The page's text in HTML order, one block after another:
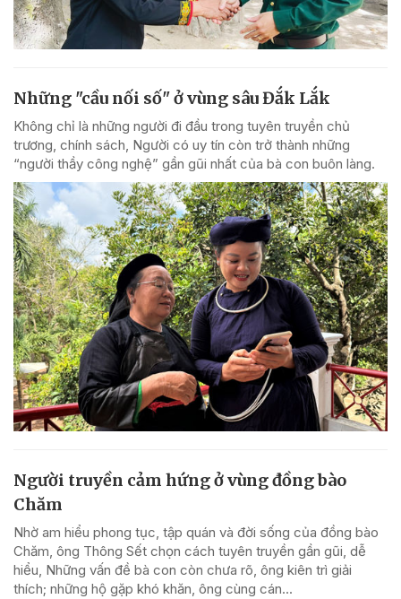
Những "cầu nối số" ở vùng sâu Đắk Lắk
Không chỉ là những người đi đầu trong tuyên truyền chủ
trương, chính sách, Người có uy tín còn trở thành những
“người thầy công nghệ” gần gũi nhất của bà con buôn làng.
Người truyền cảm hứng ở vùng đồng bào
Chăm
Nhờ am hiểu phong tục, tập quán và đời sống của đồng bào
Chăm, ông Thông Sết chọn cách tuyên truyền gần gũi, dễ
hiểu, Những vấn đề bà con còn chưa rõ, ông kiên trì giải
thích; những hộ gặp khó khăn, ông cùng cán...